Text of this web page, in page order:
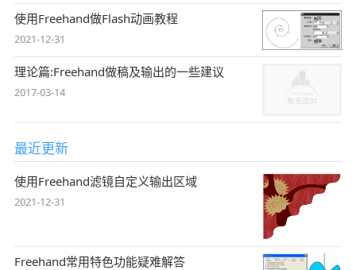
使用Freehand做Flash动画教程
2021-12-31
理论篇:Freehand做稿及输出的一些建议
2017-03-14
最近更新
使用Freehand滤镜自定义输出区域
2021-12-31
Freehand常用特色功能疑难解答